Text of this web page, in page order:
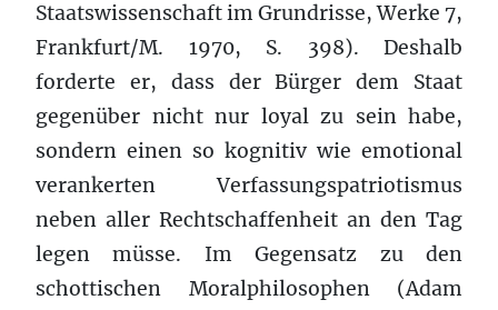
Staatswissenschaft im Grundrisse, Werke 7,
Frankfurt/M. 1970, S. 398). Deshalb
forderte er, dass der Bürger dem Staat
gegenüber nicht nur loyal zu sein habe,
sondern einen so kognitiv wie emotional
verankerten Verfassungspatriotismus
neben aller Rechtschaffenheit an den Tag
legen müsse. Im Gegensatz zu den
schottischen Moralphilosophen (Adam